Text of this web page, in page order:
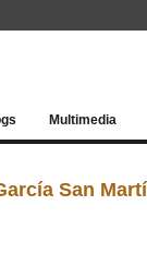
Multimedia
San